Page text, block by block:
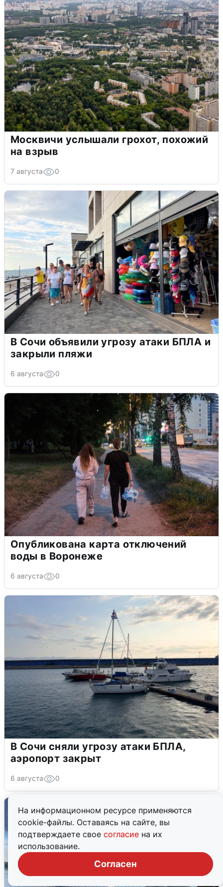
На информационном ресурсе применяются
cookie-файлы. Оставаясь на сайте, вы
подтверждаете свое согласие на их
использование.
Согласен
Москвичи услышали грохот, похожий
на взрыв
7 августа 0
В Сочи объявили угрозу атаки БПЛА и
закрыли пляжи
6 августа 0
Опубликована карта отключений
воды в Воронеже
6 августа 0
В Сочи сняли угрозу атаки БПЛА,
аэропорт закрыт
6 августа 0